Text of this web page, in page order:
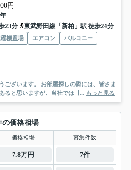
円
23分
東武野田線「新柏」駅 徒歩24分
機置場 エアコン
バルコニー
探しの際には、皆さま
ると思いますが、当社では【... もっと見る
の価格相場
価格相場 募集件数
7.8万円 7件